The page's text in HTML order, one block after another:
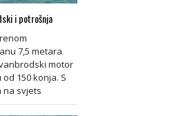
i potrošnja
7,5 metara
motor
od 150 konja. S
na svjets